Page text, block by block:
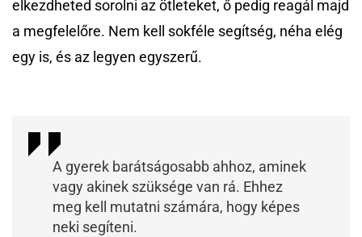
elkezdheted sorolni az ötleteket, ő pedig reagál majd
a megfelelőre. Nem kell sokféle segítség, néha elég
egy is, és az legyen egyszerű.
A gyerek barátságosabb ahhoz, aminek
vagy akinek szüksége van rá. Ehhez
meg kell mutatni számára, hogy képes
neki segíteni.